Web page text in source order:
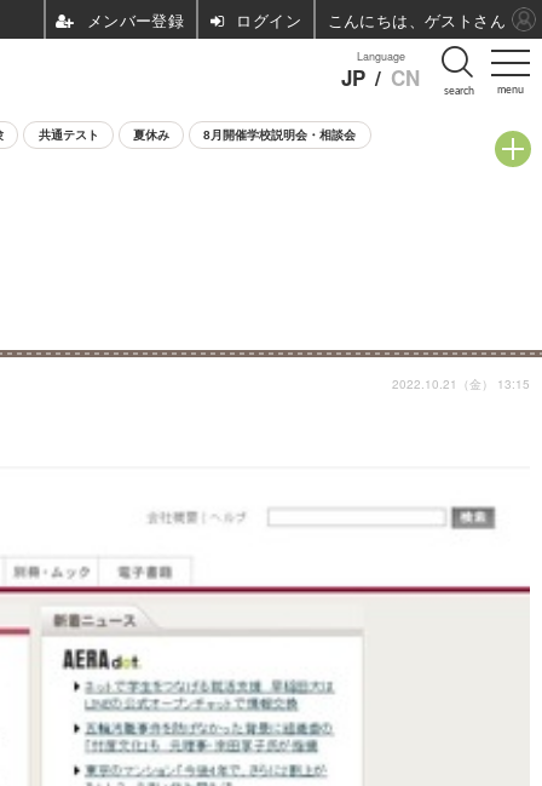
menu
Language
JP / CN search
共通テスト 夏休み 8月開催学校説明会・相談会
2022.10.21（金） 13:15
ログイン こんにちは、ゲストさん